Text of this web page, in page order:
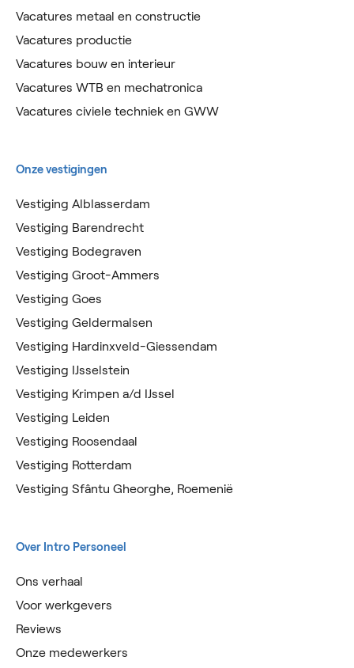
Vacatures metaal en constructie
Vacatures productie
Vacatures bouw en interieur
Vacatures WTB en mechatronica
Vacatures civiele techniek en GWW
Onze vestigingen
Vestiging Alblasserdam
Vestiging Barendrecht
Vestiging Bodegraven
Vestiging Groot-Ammers
Vestiging Goes
Vestiging Geldermalsen
Vestiging Hardinxveld-Giessendam
Vestiging IJsselstein
Vestiging Krimpen a/d IJssel
Vestiging Leiden
Vestiging Roosendaal
Vestiging Rotterdam
Vestiging Sfântu Gheorghe, Roemenië
Over Intro Personeel
Ons verhaal
Voor werkgevers
Reviews
Onze medewerkers